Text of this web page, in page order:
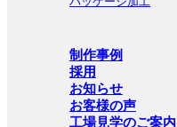
制作事例
採用
お知らせ
お客様の声
工場見学のご案内